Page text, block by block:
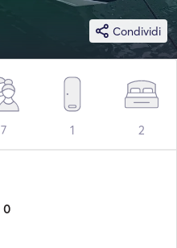
Condividi
7 1 2
0